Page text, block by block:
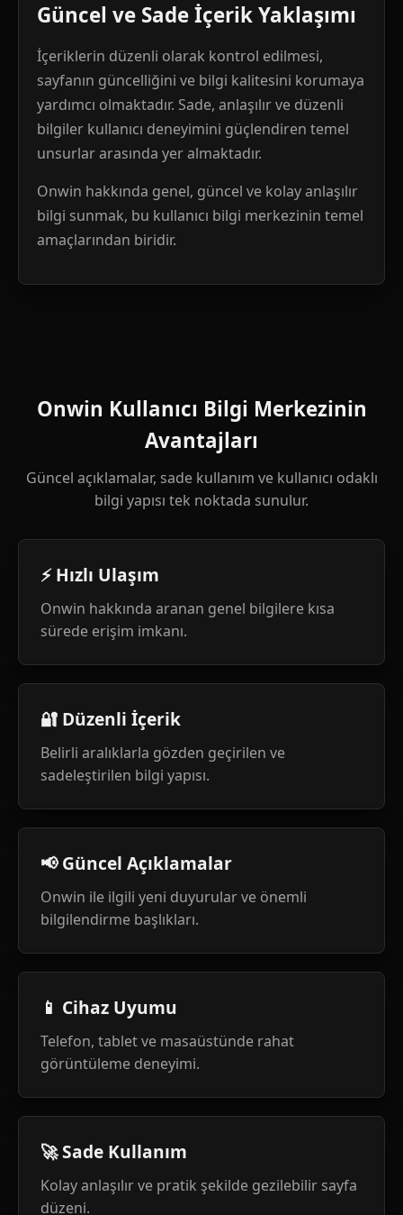
Güncel ve Sade İçerik Yaklaşımı
İçeriklerin düzenli olarak kontrol edilmesi,
sayfanın güncelliğini ve bilgi kalitesini korumaya
yardımcı olmaktadır. Sade, anlaşılır ve düzenli
bilgiler kullanıcı deneyimini güçlendiren temel
unsurlar arasında yer almaktadır.
Onwin hakkında genel, güncel ve kolay anlaşılır
bilgi sunmak, bu kullanıcı bilgi merkezinin temel
amaçlarından biridir.
Onwin Kullanıcı Bilgi Merkezinin
Avantajları
Güncel açıklamalar, sade kullanım ve kullanıcı odaklı
bilgi yapısı tek noktada sunulur.
⚡ Hızlı Ulaşım
Onwin hakkında aranan genel bilgilere kısa
sürede erişim imkanı.
🔐 Düzenli İçerik
Belirli aralıklarla gözden geçirilen ve
sadeleştirilen bilgi yapısı.
📢 Güncel Açıklamalar
Onwin ile ilgili yeni duyurular ve önemli
bilgilendirme başlıkları.
📱 Cihaz Uyumu
Telefon, tablet ve masaüstünde rahat
görüntüleme deneyimi.
🚀 Sade Kullanım
Kolay anlaşılır ve pratik şekilde gezilebilir sayfa
düzeni.